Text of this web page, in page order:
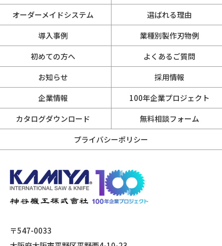
オーダーメイドシステム
選ばれる理由
導入事例
業種別製作刃物例
初めての方へ
よくあるご質問
お知らせ
採用情報
企業情報
100年企業プロジェクト
カタログダウンロード
無料相談フォーム
プライバシーポリシー
〒547-0033